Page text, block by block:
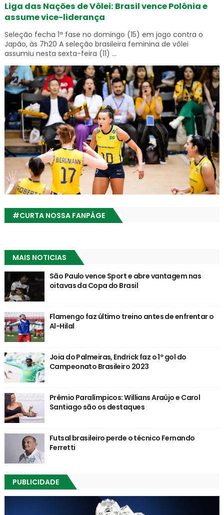
Liga das Nações de Vôlei: Brasil vence Polônia e
assume vice-liderança
Seleção fecha 1ª fase no domingo (15) em jogo contra o
Japão, às 7h20 A seleção brasileira feminina de vôlei
assumiu nesta sexta-feira (11) ...
#CURTA NOSSA FANPÁGE
MAIS NOTICIAS
São Paulo vence Sport e abre vantagem nas
oitavas da Copa do Brasil
Flamengo faz último treino antes de enfrentar o
Al-Hilal
Joia do Palmeiras, Endrick faz o 1º gol do
Campeonato Brasileiro 2023
Prêmio Paralímpicos: Willians Araújo e Carol
Santiago são os destaques
Futsal brasileiro perde o técnico Fernando
Ferretti
PUBLICIDADE